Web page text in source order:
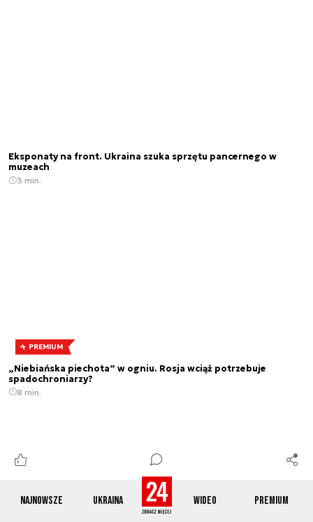
Najnowsze Ukraina Wideo Premium
Eksponaty na front. Ukraina szuka sprzętu pancernego w
muzeach
3 min.
PREMIUM
„Niebiańska piechota” w ogniu. Rosja wciąż potrzebuje
spadochroniarzy?
8 min.